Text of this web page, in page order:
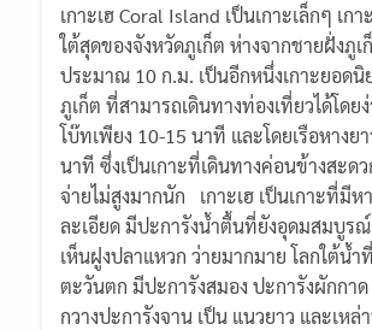
เกาะเฮ Coral Island เป็นเกาะเล็กๆ เก
ใต้สุดของจังหวัดภูเก็ต ห่างจากชายฝั่งภู
ประมาณ 10 ก.ม. เป็นอีกหนึ่งเกาะยอดนิ
ภูเก็ต ที่สามารถเดินทางท่องเที่ยวได้โดย
โบ๊ทเพียง 10-15 นาที และโดยเรือหางย
นาที ซึ่งเป็นเกาะที่เดินทางค่อนข้างสะด
จ่ายไม่สูงมากนัก เกาะเฮ เป็นเกาะที่มีห
ละเอียด มีปะการังน้ำตื้นที่ยังอุดมสมบูรณ์
เห็นฝูงปลาแหวก ว่ายมากมาย โลกใต้น้ำ
ตะวันตก มีปะการังสมอง ปะการังผักกาด
กวางปะการังจาน เป็น แนวยาว และเห